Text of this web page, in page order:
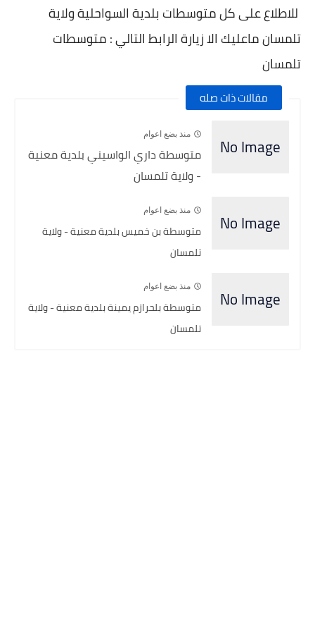
للاطلاع على كل متوسطات بلدية السواحلية ولاية
تلمسان ماعليك الا زيارة الرابط التالي : متوسطات
تلمسان
مقالات ذات صله
منذ بضع اعوام
متوسطة داري الواسيني بلدية معنية
- ولاية تلمسان
منذ بضع اعوام
متوسطة بن خميس بلدية معنية - ولاية
تلمسان
منذ بضع اعوام
متوسطة بلحرازم يمينة بلدية معنية - ولاية
تلمسان